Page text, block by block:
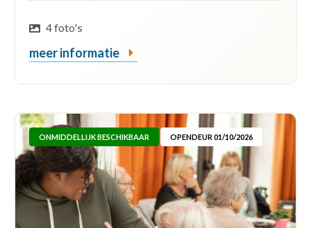
4 foto's
meer informatie
ONMIDDELLIJK BESCHIKBAAR OPENDEUR 01/10/2026